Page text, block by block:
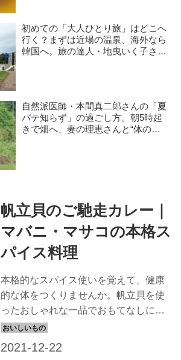
初めての「大人ひとり旅」はどこへ
行く？まずは近場の温泉、海外なら
韓国へ。旅の達人・地曳いく子さん
自然派医師・本間真二郎さんの「夏
バテ知らず」の過ごし方。朝5時起
きで畑へ、妻の理恵さんと“体の
帆立貝のご馳走カレー｜
マバニ・マサコの本格ス
パイス料理
本格的なスパイス使いを覚えて、健康
的な体をつくりませんか。帆立貝を使
ったおしゃれな一品でおもてなしにも
いかがでしょうか。